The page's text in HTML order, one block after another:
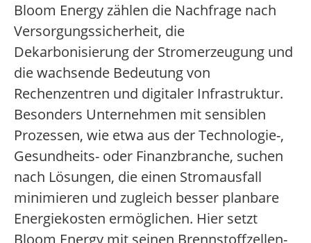
Bloom Energy zählen die Nachfrage nach
Versorgungssicherheit, die
Dekarbonisierung der Stromerzeugung und
die wachsende Bedeutung von
Rechenzentren und digitaler Infrastruktur.
Besonders Unternehmen mit sensiblen
Prozessen, wie etwa aus der Technologie-,
Gesundheits- oder Finanzbranche, suchen
nach Lösungen, die einen Stromausfall
minimieren und zugleich besser planbare
Energiekosten ermöglichen. Hier setzt